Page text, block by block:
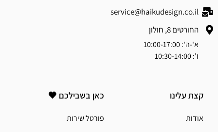
service@haikudesign.co.il
החורטים 8, חולון
א'-ה': 10:00-17:00
ו': 10:30-14:00
קצת עלינו
אודות
כאן בשבילכם 🖤
פורטל שירות